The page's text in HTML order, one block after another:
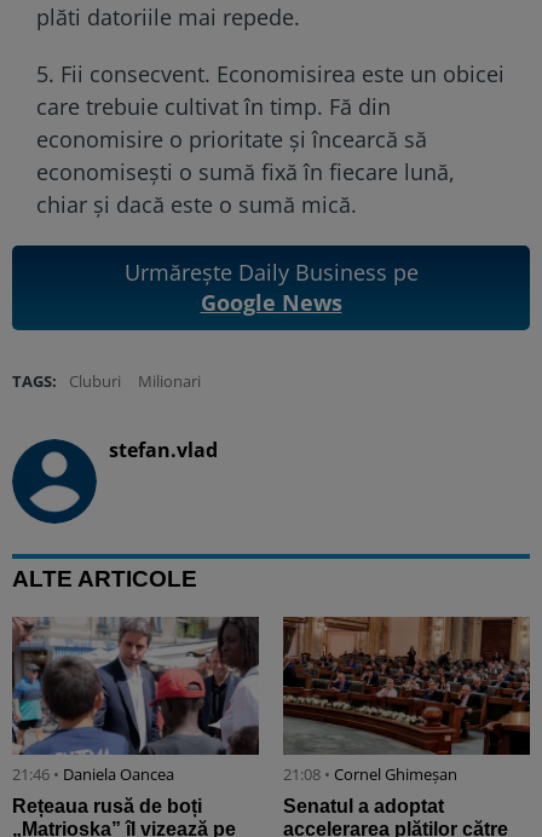
plăti datoriile mai repede.
5. Fii consecvent. Economisirea este un obicei
care trebuie cultivat în timp. Fă din
economisire o prioritate și încearcă să
economisești o sumă fixă în fiecare lună,
chiar și dacă este o sumă mică.
Urmărește Daily Business pe
Google News
TAGS: Cluburi Milionari
stefan.vlad
ALTE ARTICOLE
21:46 • Daniela Oancea
Rețeaua rusă de boți
„Matrioșka” îl vizează pe
21:08 • Cornel Ghimeșan
Senatul a adoptat
accelerarea plăților către